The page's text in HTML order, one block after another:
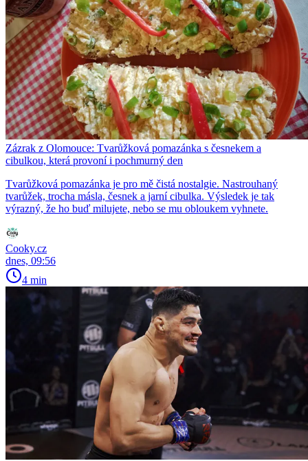
Zázrak z Olomouce: Tvarůžková pomazánka s česnekem a
cibulkou, která provoní i pochmurný den
Tvarůžková pomazánka je pro mě čistá nostalgie. Nastrouhaný
tvarůžek, trocha másla, česnek a jarní cibulka. Výsledek je tak
výrazný, že ho buď milujete, nebo se mu obloukem vyhnete.
Cooky.cz
dnes, 09:56
4 min